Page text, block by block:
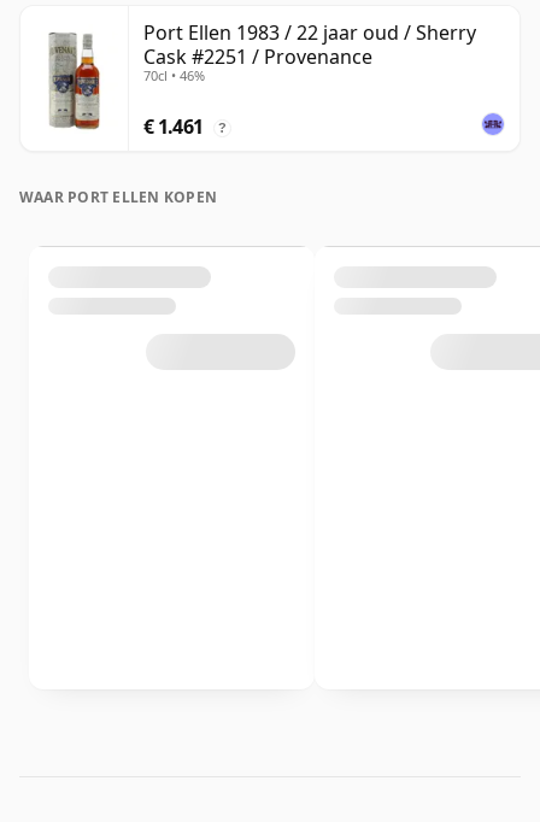
Port Ellen 1983 / 22 jaar oud / Sherry
Cask #2251 / Provenance
70cl • 46%
€ 1.461 ?
WAAR PORT ELLEN KOPEN